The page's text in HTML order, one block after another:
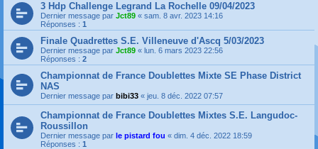
3 Hdp Challenge Legrand La Rochelle 09/04/2023
Dernier message par Jct89 « sam. 8 avr. 2023 14:16
Réponses : 1
Finale Quadrettes S.E. Villeneuve d'Ascq 5/03/2023
Dernier message par Jct89 « lun. 6 mars 2023 22:56
Réponses : 2
Championnat de France Doublettes Mixte SE Phase District
NAS
Dernier message par bibi33 « jeu. 8 déc. 2022 07:57
Championnat de France Doublettes Mixtes S.E. Langudoc-
Roussillon
Dernier message par le pistard fou « dim. 4 déc. 2022 18:59
Réponses : 1